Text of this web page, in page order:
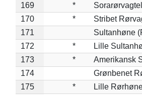
169
*
170
*
Stribet
171
Sultanhøne
172
*
Lille
173
*
Amerikansk
174
Grønbenet
175
*
Lille